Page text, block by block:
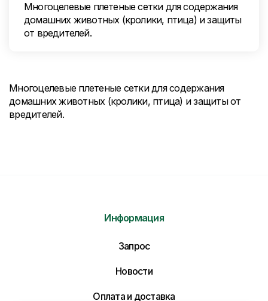
Многоцелевые плетеные сетки для содержания
домашних животных (кролики, птица) и защиты
от вредителей.
Многоцелевые плетеные сетки для содержания
домашних животных (кролики, птица) и защиты от
вредителей.
Информация
Запрос
Новости
Оплата и доставка